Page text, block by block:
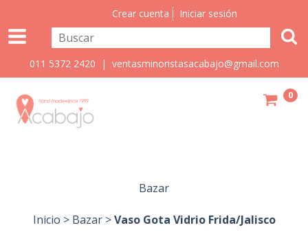
Crear cuenta Iniciar sesión
011 5372 2420 | ventasminoristasacabajo@gmail.com
0
Bazar
Inicio > Bazar > Vaso Gota Vidrio Frida/Jalisco